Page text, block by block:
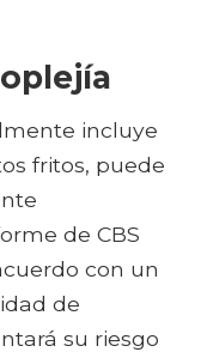
incluye
fritos, puede
de CBS
con un
de
su riesgo